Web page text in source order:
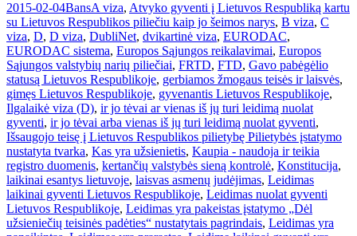
2015-02-04BansA viza, Atvyko gyventi į Lietuvos Respubliką kartu
su Lietuvos Respublikos piliečiu kaip jo šeimos narys, B viza, C
viza, D, D viza, DubliNet, dvikartinė viza, EURODAC,
EURODAC sistema, Europos Sąjungos reikalavimai, Europos
Sąjungos valstybių narių piliečiai, FRTD, FTD, Gavo pabėgėlio
statusą Lietuvos Respublikoje, gerbiamos žmogaus teisės ir laisvės,
gimęs Lietuvos Respublikoje, gyvenantis Lietuvos Respublikoje,
Ilgalaikė viza (D), ir jo tėvai ar vienas iš jų turi leidimą nuolat
gyventi, ir jo tėvai arba vienas iš jų turi leidimą nuolat gyventi,
Išsaugojo teisę į Lietuvos Respublikos pilietybę Pilietybės įstatymo
nustatyta tvarka, Kas yra užsienietis, Kaupia - naudoja ir teikia
registro duomenis, kertančių valstybės sieną kontrolė, Konstitucija,
laikinai esantys lietuvoje, laisvas asmenų judėjimas, Leidimas
laikinai gyventi Lietuvos Respublikoje, Leidimas nuolat gyventi
Lietuvos Respublikoje, Leidimas yra pakeistas įstatymo „Dėl
užsieniečių teisinės padėties“ nustatytais pagrindais, Leidimas yra